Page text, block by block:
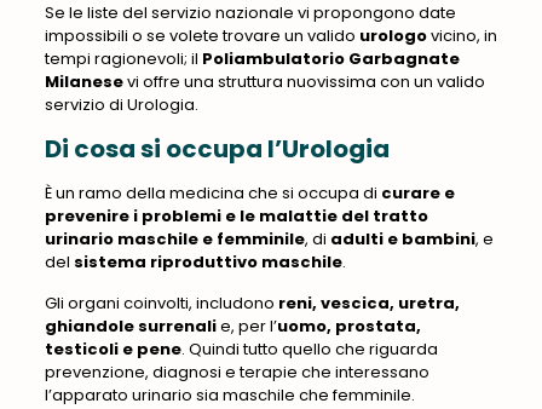
Se le liste del servizio nazionale vi propongono date
impossibili o se volete trovare un valido urologovicino, in
tempi ragionevoli; il Poliambulatorio Garbagnate
Milanesevi offre una struttura nuovissima con un valido
servizio di Urologia.
Di cosa si occupa l’Urologia
È un ramo della medicina che si occupa di curare e
prevenire i problemi e le malattie del tratto
urinario maschile e femminile, di adulti e bambini, e
del sistema riproduttivo maschile.
Gli organi coinvolti, includono reni, vescica, uretra,
ghiandole surrenalie, per l’uomo, prostata,
testicoli e pene. Quindi tutto quello che riguarda
prevenzione, diagnosi e terapie che interessano
l’apparato urinario sia maschile che femminile.